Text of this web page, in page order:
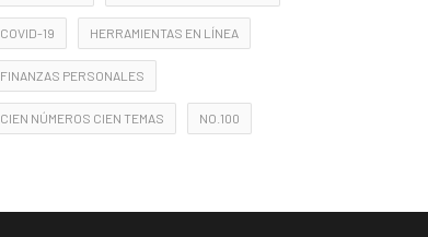
COVID-19 HERRAMIENTAS EN LÍNEA
FINANZAS PERSONALES
CIEN NÚMEROS CIEN TEMAS NO.100